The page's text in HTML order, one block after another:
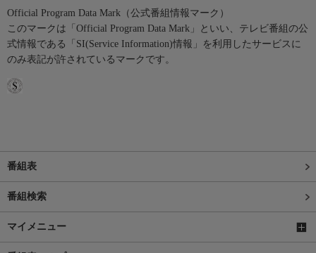
Official Program Data Mark（公式番組情報マーク）
このマークは「Official Program Data Mark」といい、テレビ番組の公
式情報である「SI(Service Information)情報」を利用したサービスに
のみ表記が許されているマークです。
番組表
番組検索
マイメニュー